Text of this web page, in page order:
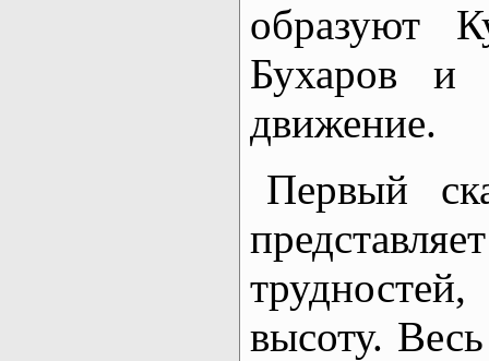
образуют
Бухаров и
движение.
Первый
высоту.